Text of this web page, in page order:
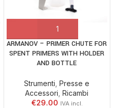
ARMANOV – PRIMER CHUTE FOR
SPENT PRIMERS WITH HOLDER
AND BOTTLE
Strumenti ,Presse e
Accessori ,Ricambi
€29.00